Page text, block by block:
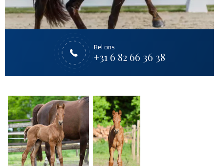
Contact
Bel ons
+31 6 82 66 36 38